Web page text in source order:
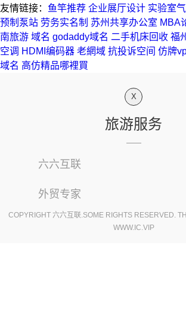
友情链接： 鱼竿推荐 企业展厅设计 实验室
预制泵站 劳务实名制 苏州共享办公室 MBA
南旅游 域名 godaddy域名 二手机床回收 福
空调 HDMI编码器 老網域 抗投诉空间 仿牌
域名 高仿精品哪裡買
X
旅游服务
六六互联
外贸专家
COPYRIGHT 六六互联.SOME RIGHTS RESERVED.
WWW.IC.VIP